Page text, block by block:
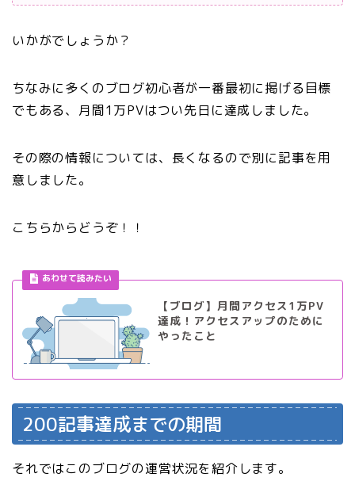
いかがでしょうか？
ちなみに多くのブログ初心者が一番最初に掲げる目標
でもある、月間1万PVはつい先日に達成しました。
その際の情報については、長くなるので別に記事を用
意しました。
こちらからどうぞ！！
【ブログ】月間アクセス1万PV
達成！アクセスアップのために
やったこと
200記事達成までの期間
それではこのブログの運営状況を紹介します。